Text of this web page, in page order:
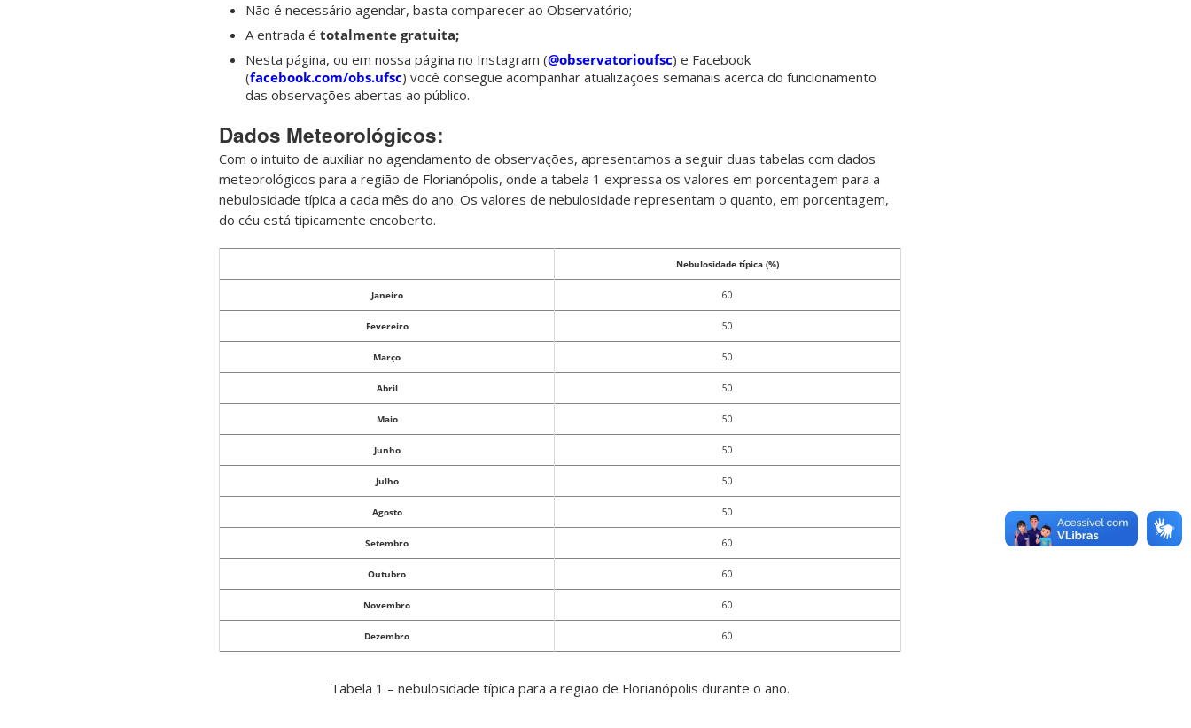
Não é necessário agendar, basta comparecer ao Observatório;
A entrada é totalmente gratuita;
Nesta página, ou em nossa página no Instagram (@observatorioufsc) e Facebook
(facebook.com/obs.ufsc) você consegue acompanhar atualizações semanais acerca do funcionamento
das observações abertas ao público.
Dados Meteorológicos:
Com o intuito de auxiliar no agendamento de observações, apresentamos a seguir duas tabelas com dados
meteorológicos para a região de Florianópolis, onde a tabela 1 expressa os valores em porcentagem para a
nebulosidade típica a cada mês do ano. Os valores de nebulosidade representam o quanto, em porcentagem,
do céu está tipicamente encoberto.
Nebulosidade típica (%)
Janeiro 60
Fevereiro 50
Março 50
Abril 50
Maio 50
Junho 50
Julho 50
Agosto 50
Setembro 60
Outubro 60
Novembro 60
Dezembro 60
Tabela 1 – nebulosidade típica para a região de Florianópolis durante o ano.